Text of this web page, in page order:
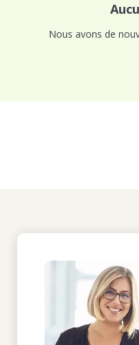
Nous avons de